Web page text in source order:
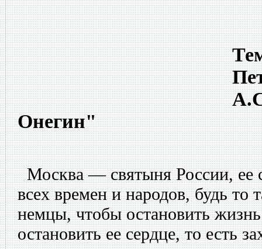
Онегин"
Москва — святыня России, ее
всех времен и народов, будь то
немцы, чтобы остановить
остановить ее сердце, то есть